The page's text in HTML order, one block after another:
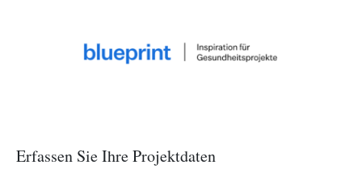
Erfassen Sie Ihre Projektdaten